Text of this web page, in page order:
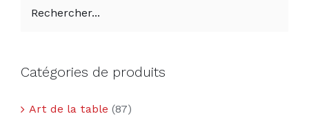
Catégories de produits
Art de la table (87)